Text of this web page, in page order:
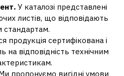
У каталозі представлені
листів, що відповідають
стандартам.
продукція сертифікована і
на відповідність технічним
пропонуємо вигідні умови